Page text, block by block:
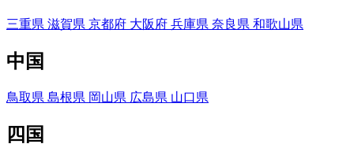
三重県 滋賀県 京都府 大阪府 兵庫県 奈良県 和歌山県
中国
鳥取県 島根県 岡山県 広島県 山口県
四国